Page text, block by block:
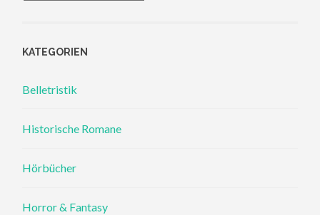
KATEGORIEN
Belletristik
Historische Romane
Hörbücher
Horror & Fantasy